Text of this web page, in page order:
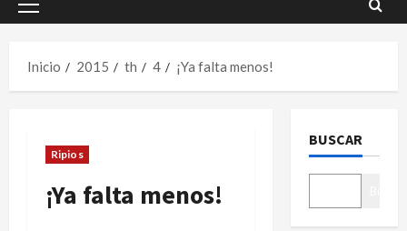
Menú
Inicio
2015 th 4 ¡Ya falta menos!
Ripios
¡Ya falta menos!
BUSCAR